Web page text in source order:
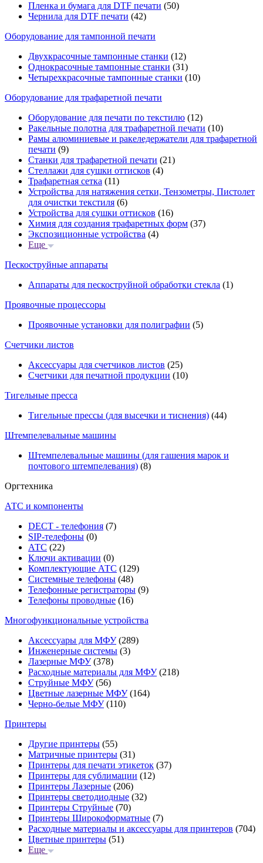
Пленка и бумага для DTF печати (50)
Чернила для DTF печати (42)
Оборудование для тампонной печати
Двухкрасочные тампонные станки (12)
Однокрасочные тампонные станки (31)
Четырехкрасочные тампонные станки (10)
Оборудование для трафаретной печати
Оборудование для печати по текстилю (12)
Ракельные полотна для трафаретной печати (10)
Рамы алюминиевые и ракеледержатели для трафаретной
печати (9)
Станки для трафаретной печати (21)
Стеллажи для сушки оттисков (4)
Трафаретная сетка (11)
Устройства для натяжения сетки, Тензометры, Пистолет
для очистки текстиля (6)
Устройства для сушки оттисков (16)
Химия для создания трафаретных форм (37)
Экспозиционные устройства (4)
Еще
Пескоструйные аппараты
Аппараты для пескоструйной обработки стекла (1)
Проявочные процессоры
Проявочные установки для полиграфии (5)
Счетчики листов
Аксессуары для счетчиков листов (25)
Счетчики для печатной продукции (10)
Тигельные пресса
Тигельные прессы (для высечки и тиснения) (44)
Штемпелевальные машины
Штемпелевальные машины (для гашения марок и
почтового штемпелевания) (8)
Оргтехника
АТС и компоненты
DECT - телефония (7)
SIP-телефоны (0)
АТС (22)
Ключи активации (0)
Комплектующие АТС (129)
Системные телефоны (48)
Телефонные регистраторы (9)
Телефоны проводные (16)
Многофункциональные устройства
Аксессуары для МФУ(289)
Инженерные системы (3)
Лазерные МФУ(378)
Расходные материалы для МФУ(218)
Струйные МФУ(56)
Цветные лазерные МФУ(164)
Черно-белые МФУ(110)
Принтеры
Другие принтеры (55)
Матричные принтеры (31)
Принтеры для печати этикеток (37)
Принтеры для сублимации (12)
Принтеры Лазерные (206)
Принтеры светодиодные (32)
Принтеры Струйные (70)
Принтеры Широкоформатные (7)
Расходные материалы и аксессуары для принтеров (704)
Цветные принтеры (51)
Еще